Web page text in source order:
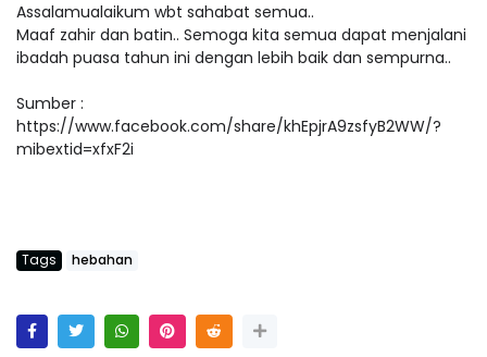
Assalamualaikum wbt sahabat semua..
Maaf zahir dan batin.. Semoga kita semua dapat menjalani
ibadah puasa tahun ini dengan lebih baik dan sempurna..
Sumber :
https://www.facebook.com/share/khEpjrA9zsfyB2WW/?
mibextid=xfxF2i
Tags hebahan